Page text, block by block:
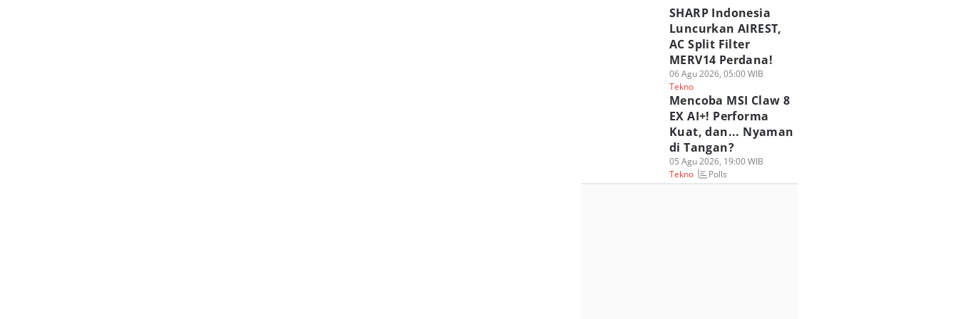
SHARP Indonesia
Luncurkan AIREST,
AC Split Filter
MERV14 Perdana!
06 Agu 2026, 05:00 WIB
Tekno
Mencoba MSI Claw 8
EX AI+! Performa
Kuat, dan... Nyaman
di Tangan?
05 Agu 2026, 19:00 WIB
Tekno
Polls